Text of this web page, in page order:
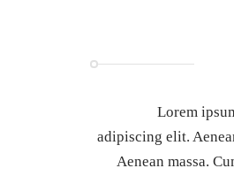
Lorem
adipiscing elit.
Aenean massa.